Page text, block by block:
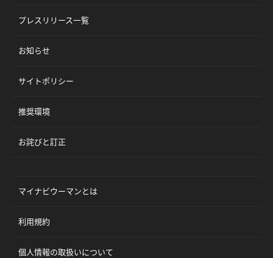
プレスリリース一覧
お知らせ
サイトポリシー
推奨環境
お詫びと訂正
マイナビウーマンとは
利用規約
個人情報の取扱いについて